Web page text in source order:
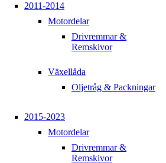
2011-2014
Motordelar
Drivremmar &
Remskivor
Växellåda
Oljetråg & Packningar
2015-2023
Motordelar
Drivremmar &
Remskivor